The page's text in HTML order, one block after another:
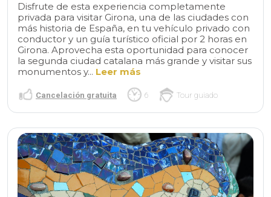
Disfrute de esta experiencia completamente
privada para visitar Girona, una de las ciudades con
más historia de España, en tu vehículo privado con
conductor y un guía turístico oficial por 2 horas en
Girona. Aprovecha esta oportunidad para conocer
la segunda ciudad catalana más grande y visitar sus
monumentos y... Leer más
Cancelación gratuita 6 Tour guiado